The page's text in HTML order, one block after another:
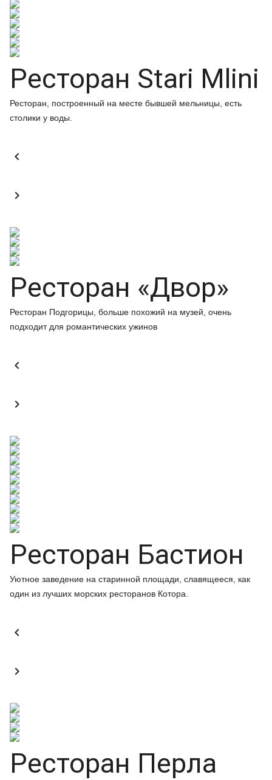
Ресторан Stari Mlini
Ресторан, построенный на месте бывшей мельницы, есть
столики у воды.


Ресторан «Двор»
Ресторан Подгорицы, больше похожий на музей, очень
подходит для романтических ужинов


Ресторан Бастион
Уютное заведение на старинной площади, славящееся, как
один из лучших морских ресторанов Котора.


Ресторан Перла